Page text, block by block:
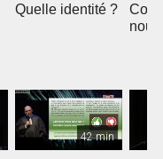
Quelle identité ?
nous
42 min